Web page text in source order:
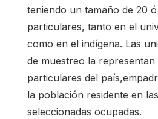
teniendo un tamaño de 20
particulares, tanto en el
como en el indígena. Las
de muestreo la representan
particulares del
la población residente en
seleccionadas ocupadas.